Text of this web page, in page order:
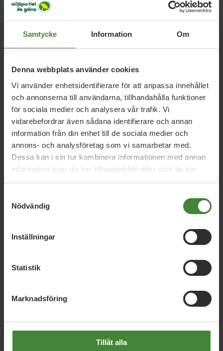
Samtycke Information Om
Denna webbplats använder cookies
Vi använder enhetsidentifierare för att anpassa innehållet
och annonserna till användarna, tillhandahålla funktioner
för sociala medier och analysera vår trafik. Vi
vidarebefordrar även sådana identifierare och annan
information från din enhet till de sociala medier och
annons- och analysföretag som vi samarbetar med.
Dessa kan i sin tur kombinera informationen med annan
information som du har tillhandahållit eller som de har
samlat in när du har använt deras tjänster.
Nödvändig
Inställningar
Statistik
Marknadsföring
Tillåt alla
kan-innebara-i-form-av-politiskt-inflytande-for-sd
Relaterade nyheter
Skåne, 31 januari 2019
Bromsat folkhälsoarbete i Skåne
Lyckat pilotprojekt för nyanlända i
Läs alla nyheter